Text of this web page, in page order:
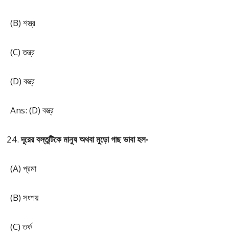
(B) শস্ত্র
(C) তন্ত্র
(D) বস্ত্র
Ans: (D) বস্ত্র
দূরের বস্তুটিকে মানুষ অথবা মুড়ো গাছ ভাবা হল-
(A) প্রমা
(B) সংশয়
(C) তর্ক